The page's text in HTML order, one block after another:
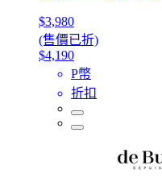
$3,980
(售價已折)
$4,190
P幣
折扣